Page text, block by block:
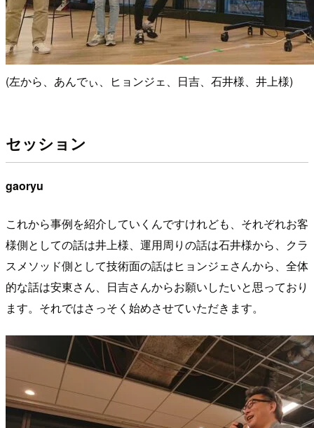
(左から、あんでぃ、ヒョンジェ、日吉、石井様、井上様)
セッション
gaoryu
これから事例を紹介していくんですけれども、それぞれお客
様側としての話は井上様、運用周りの話は石井様から、クラ
スメソッド側として技術面の話はヒョンジェさんから、全体
的な話は安東さん、日吉さんからお願いしたいと思っており
ます。それではさっそく始めさせていただきます。